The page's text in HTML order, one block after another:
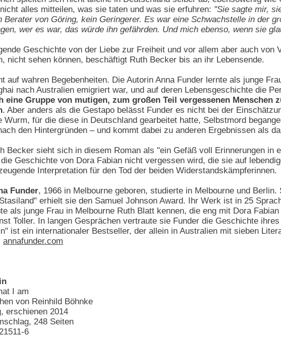
alles mitteilen, was sie taten und was sie erfuhren: "Sie sagte mir,
Berater von Göring, kein Geringerer. Es war eine Schwachstelle in der
wer es war, das würde ihn gefährden. Und mich ebenso, wenn sie
Geschichte von der Liebe zur Freiheit und vor allem aber auch
nicht sehen können, beschäftigt Ruth Becker bis an ihr Lebensende.
auf wahren Begebenheiten. Die Autorin Anna Funder lernte als junge
nach Australien emigriert war, und auf deren Lebensgeschichte die
eine Gruppe von mutigen, zum großen Teil vergessenen Menschen
. Aber anders als die Gestapo belässt Funder es nicht bei der
Wurm, für die diese in Deutschland gearbeitet hatte, Selbstmord
den Hintergründen – und kommt dabei zu anderen Ergebnissen als
Becker sieht sich in diesem Roman als "ein Gefäß voll Erinnerungen in
Geschichte von Dora Fabian nicht vergessen wird, die sie auf
Interpretation für den Tod der beiden Widerstandskämpferinnen.
Funder, 1966 in Melbourne geboren, studierte in Melbourne und
erhielt sie den Samuel Johnson Award. Ihr Werk ist in 25
als junge Frau in Melbourne Ruth Blatt kennen, die eng mit Dora
Toller. In langen Gesprächen vertraute sie Funder die Geschichte
ist ein internationaler Bestseller, der allein in Australien mit sieben
annafunder.com
I am
von Reinhild Böhnke
erschienen 2014
248 Seiten
6